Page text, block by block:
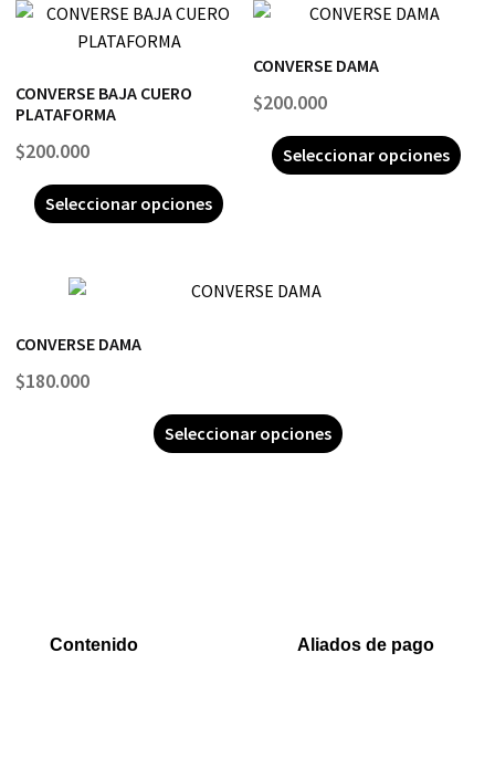
CONVERSE BAJA CUERO
PLATAFORMA
$200.000
Seleccionar opciones
CONVERSE DAMA
$200.000
Seleccionar opciones
CONVERSE DAMA
$180.000
Seleccionar opciones
Contenido
Aliados de pago